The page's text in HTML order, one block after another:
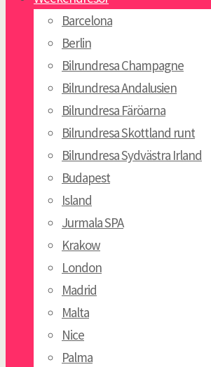
Barcelona
Berlin
Bilrundresa Champagne
Bilrundresa Andalusien
Bilrundresa Färöarna
Bilrundresa Skottland runt
Bilrundresa Sydvästra Irland
Budapest
Island
Jurmala SPA
Krakow
London
Madrid
Malta
Nice
Palma